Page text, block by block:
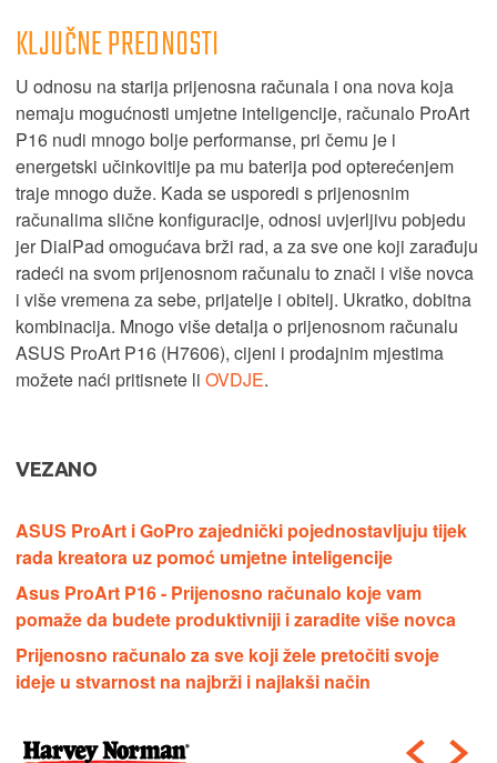
KLJUČNE PREDNOSTI
U odnosu na starija prijenosna računala i ona nova koja
nemaju mogućnosti umjetne inteligencije, računalo ProArt
P16 nudi mnogo bolje performanse, pri čemu je i
energetski učinkovitije pa mu baterija pod opterećenjem
traje mnogo duže. Kada se usporedi s prijenosnim
računalima slične konfiguracije, odnosi uvjerljivu pobjedu
jer DialPad omogućava brži rad, a za sve one koji zarađuju
radeći na svom prijenosnom računalu to znači i više novca
i više vremena za sebe, prijatelje i obitelj. Ukratko, dobitna
kombinacija. Mnogo više detalja o prijenosnom računalu
ASUS ProArt P16 (H7606), cijeni i prodajnim mjestima
možete naći pritisnete li OVDJE.
VEZANO
ASUS ProArt i GoPro zajednički pojednostavljuju tijek
rada kreatora uz pomoć umjetne inteligencije
Asus ProArt P16 - Prijenosno računalo koje vam
pomaže da budete produktivniji i zaradite više novca
Prijenosno računalo za sve koji žele pretočiti svoje
ideje u stvarnost na najbrži i najlakši način